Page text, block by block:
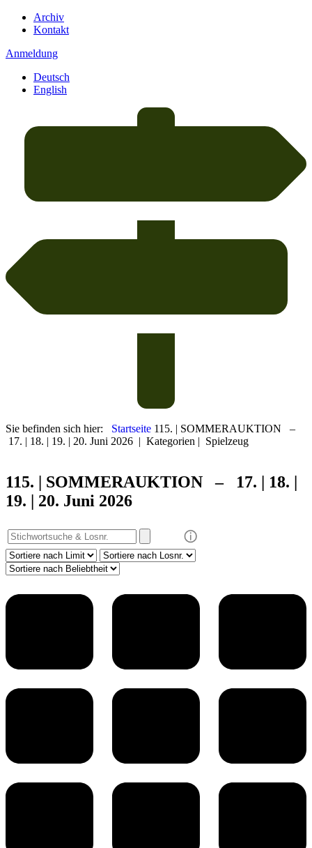
Archiv
Kontakt
Anmeldung
Deutsch
English
Sie befinden sich hier: Startseite 115. | SOMMERAUKTION –
17. | 18. | 19. | 20. Juni 2026 | Kategorien | Spielzeug
115. | SOMMERAUKTION – 17. | 18. |
19. | 20. Juni 2026